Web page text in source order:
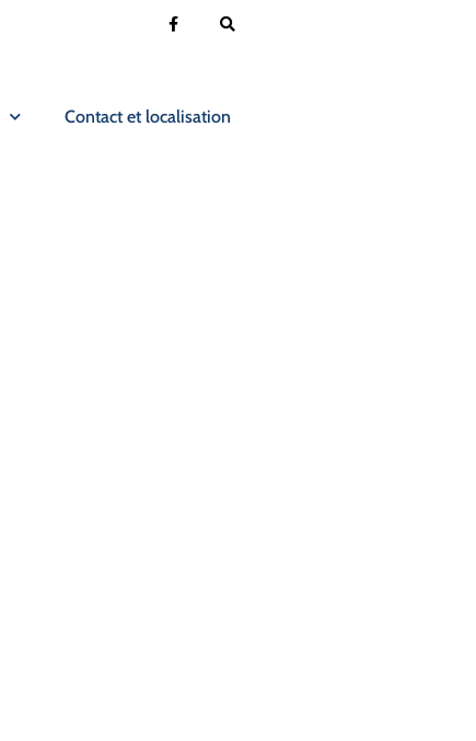
Contact et localisation